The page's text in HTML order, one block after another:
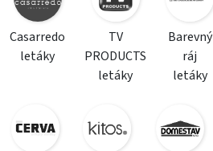
Casarredo
letáky
TV
PRODUCTS
letáky
Barevný
ráj
letáky